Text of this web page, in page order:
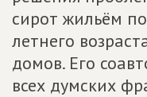
сирот жильём
летнего
домов. Его
всех думских